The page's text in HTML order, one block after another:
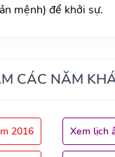
mệnh) để khởi sự.
CÁC NĂM
2016 Xem lịch